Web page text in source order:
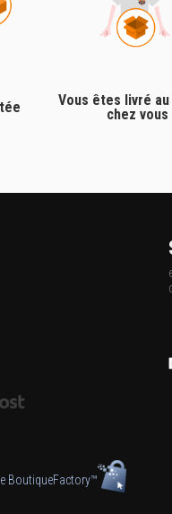
Vous êtes livré au
chez vous
BoutiqueFactory™